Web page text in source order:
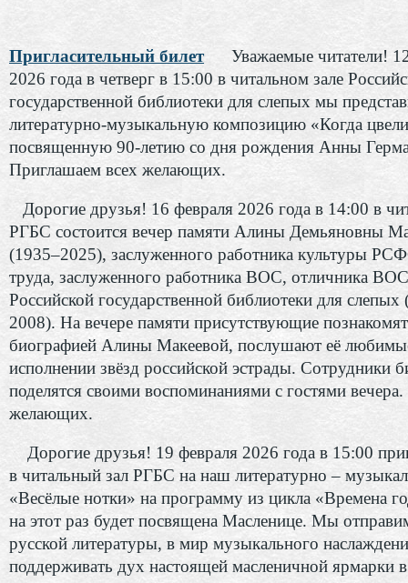
Пригласительный билет
Уважаемые читатели!
2026 года в четверг в 15:00 в читальном зале
государственной библиотеки для слепых мы
литературно-музыкальную композицию «Когда
посвященную 90-летию со дня рождения Анны
Приглашаем всех желающих.
Дорогие друзья! 16 февраля 2026 года в 14:00 в
РГБС состоится вечер памяти Алины Демьяновны
(1935–2025), заслуженного работника культуры
труда, заслуженного работника ВОС, отличника
Российской государственной библиотеки для слепых
2008). На вечере памяти присутствующие
биографией Алины Макеевой, послушают её
исполнении звёзд российской эстрады. Сотрудники
поделятся своими воспоминаниями с гостями
желающих.
Дорогие друзья! 19 февраля 2026 года в 15:00
в читальный зал РГБС на наш литературно –
«Весёлые нотки» на программу из цикла «Времена
на этот раз будет посвящена Масленице. Мы
русской литературы, в мир музыкального
поддерживать дух настоящей масленичной ярмарки